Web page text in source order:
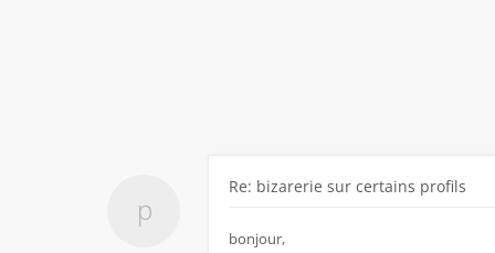
Re: bizarerie sur certains profils
bonjour,